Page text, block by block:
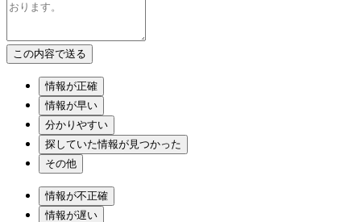
情報が正確
情報が早い
分かりやすい
探していた情報が見つかった
その他
情報が不正確
情報が遅い